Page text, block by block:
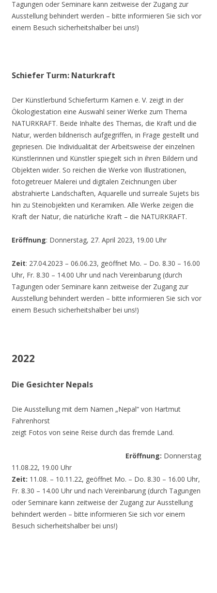
Tagungen oder Seminare kann zeitweise der Zugang zur
Ausstellung behindert werden – bitte informieren Sie sich vor
einem Besuch sicherheitshalber bei uns!)
Schiefer Turm: Naturkraft
Der Künstlerbund Schieferturm Kamen e. V. zeigt in der
Ökologiestation eine Auswahl seiner Werke zum Thema
NATURKRAFT. Beide Inhalte des Themas, die Kraft und die
Natur, werden bildnerisch aufgegriffen, in Frage gestellt und
gepriesen. Die Individualität der Arbeitsweise der einzelnen
Künstlerinnen und Künstler spiegelt sich in ihren Bildern und
Objekten wider. So reichen die Werke von Illustrationen,
fotogetreuer Malerei und digitalen Zeichnungen über
abstrahierte Landschaften, Aquarelle und surreale Sujets bis
hin zu Steinobjekten und Keramiken. Alle Werke zeigen die
Kraft der Natur, die natürliche Kraft – die NATURKRAFT.
Eröffnung: Donnerstag, 27. April 2023, 19.00 Uhr
Zeit: 27.04.2023 – 06.06.23, geöffnet Mo. – Do. 8.30 – 16.00
Uhr, Fr. 8.30 – 14.00 Uhr und nach Vereinbarung (durch
Tagungen oder Seminare kann zeitweise der Zugang zur
Ausstellung behindert werden – bitte informieren Sie sich vor
einem Besuch sicherheitshalber bei uns!)
2022
Die Gesichter Nepals
Die Ausstellung mit dem Namen „Nepal“ von Hartmut
Fahrenhorst
zeigt Fotos von seine Reise durch das fremde Land.
Eröffnung: Donnerstag
11.08.22, 19.00 Uhr
Zeit: 11.08. – 10.11.22, geöffnet Mo. – Do. 8.30 – 16.00 Uhr,
Fr. 8.30 – 14.00 Uhr und nach Vereinbarung (durch Tagungen
oder Seminare kann zeitweise der Zugang zur Ausstellung
behindert werden – bitte informieren Sie sich vor einem
Besuch sicherheitshalber bei uns!)